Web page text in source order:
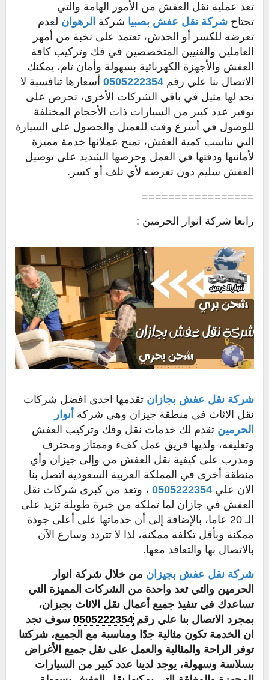
تعد عملية نقل العفش من الأمور الهامة والتي
تحتاج شركة نقل عفش بصبيا شركة الرهوان لعدم
تعرضه للكسر أو الخدش، تعتمد على نخبة من أمهر
العاملين والفنيين المتخصصين في فك وتركيب كافة
العفش والأجهزة الكهربائية بسهولة وأمان تام، يمكنك
الاتصال بنا علي رقم 0505222354أسعارها تنافسية لا
تجد لها مثيل في باقي الشركات الأخرى، تحرص على
توفير عدد كبير من السيارات ذات الأحجام المختلفة
للوصول في أسرع وقت للعميل والحصول على السيارة
التي تناسب كمية العفش، تمنح عملائها خدمة مميزة
لأمانتها ودقتها في العمل وحرصها الشديد على توصيل
العفش سليم دون تعرضه لأي تلف أو كسر.
=================
رابعا شركة انوار الحرمين :
شركة نقل عفش بجازان تقدمها احدي افضل شركات
نقل الاثاث في منطقة جيزان وهي شركة أنوار
الحرمين تقدم لك خدمات نقل وفك وتركيب العفش
وتغليفه، ولديها فريق عمل كفء وممتاز ومحترف
ومدرب على كيفية نقل العفش من وإلى جيزان وأي
منطقة أخرى في المملكة العربية السعودية اتصل بنا
الان علي 0505222354، وتعد من كبرى شركات نقل
العفش في جازان لما تملكه من خبرة طويلة تزيد على
الـ 20 عاما، بالإضافة إلى أن خدماتها على أعلى جودة
ممكنة وبأقل تكلفة ممكنة، لذا لا تتردد وسارع الآن
بالاتصال بها والتعاقد معها.
شركة نقل عفش بجيزان من خلال شركة انوار
الحرمين والتي تعد واحدة من الشركات المميزة التي
تساعدك في تنفيذ جميع أعمال نقل الاثاث بجبزان،
بمجرد الاتصال بنا علي رقم0505222354سوف تجد
ان الخدمة تكون مثالية جدًا ومناسبة مع الجميع، شركتنا
توفر الراحة والمثالية والعمل على نقل جميع الأغراض
بسلاسة وسهولة، يوجد لدينا عدد كبير من السيارات